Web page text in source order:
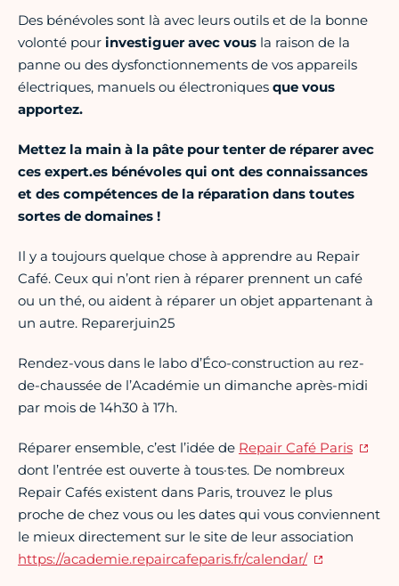
Des bénévoles sont là avec leurs outils et de la bonne
volonté pour investiguer avec vous la raison de la
panne ou des dysfonctionnements de vos appareils
électriques, manuels ou électroniques que vous
apportez.
Mettez la main à la pâte pour tenter de réparer avec
ces expert.es bénévoles qui ont des connaissances
et des compétences de la réparation dans toutes
sortes de domaines !
Il y a toujours quelque chose à apprendre au Repair
Café. Ceux qui n’ont rien à réparer prennent un café
ou un thé, ou aident à réparer un objet appartenant à
un autre. Reparerjuin25
Rendez-vous dans le labo d’Éco-construction au rez-
de-chaussée de l’Académie un dimanche après-midi
par mois de 14h30 à 17h.
Réparer ensemble, c’est l’idée de Repair Café Paris
dont l’entrée est ouverte à tous·tes. De nombreux
Repair Cafés existent dans Paris, trouvez le plus
proche de chez vous ou les dates qui vous conviennent
le mieux directement sur le site de leur association
https://academie.repaircafeparis.fr/calendar/